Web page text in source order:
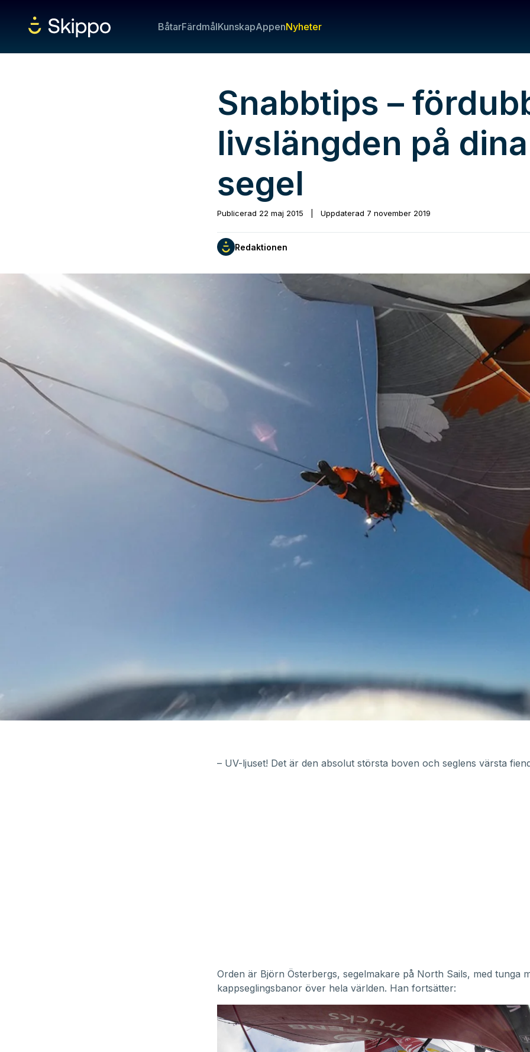
BåtarFärdmålKunskapAppenNyheter
Snabbtips –
livslängden på dina
segel
Publicerad 22 maj 2015 Uppdaterad 7 november 2019
Redaktionen
– UV-ljuset! Det är den absolut största boven och seglens värsta
Orden är Björn Österbergs, segelmakare på North Sails, med tunga
kappseglingsbanor över hela världen. Han fortsätter: